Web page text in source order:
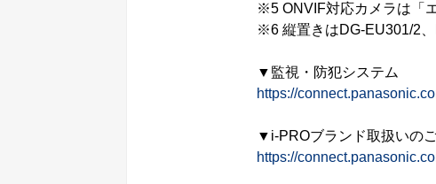
※5 ONVIF対応カメラは「
※6 縦置きはDG-EU301/2、
▼監視・防犯システム
https://
▼i-PROブランド取扱いの
https://